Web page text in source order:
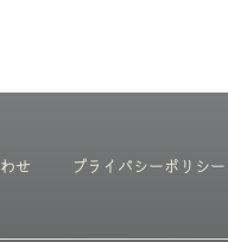
せ プライバシーポリシー